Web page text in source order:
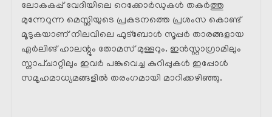
ലോകകപ്പ് വേദിയിലെ റെക്കോർഡുകൾ തകർത്തു
മുന്നേറുന്ന മെസ്സിയുടെ പ്രകടനത്തെ പ്രശംസ കൊണ്ട്
മൂടുകയാണ് നിലവിലെ ഫുട്ബോൾ സൂപ്പർ താരങ്ങളായ
ഏർലിങ് ഹാലന്റും തോമസ് മുള്ളറും. ഇൻസ്റ്റാഗ്രാമിലും
സ്നാപ്ചാറ്റിലും ഇവർ പങ്കുവെച്ച കുറിപ്പുകൾ ഇപ്പോൾ
സമൂഹമാധ്യമങ്ങളിൽ തരംഗമായി മാറിക്കഴിഞ്ഞു.